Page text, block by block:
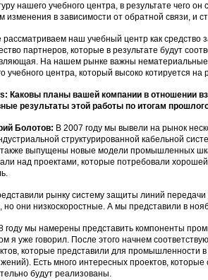
нашего учебного центра, в результате чего
изменения в зависимости от обратной связи, и
наш учебный центр как средство
партнеров, которые в результате будут
На нашем рынке важны нематериальные
учебного центра, который высоко котируется на
Каковы планы вашей компании в отношении
результаты этой работы по итогам
Болотов: В 2007 году мы вывели на рынок
структурированной кабельной
выпущены новые модели промышленных
над проектами, которые потребовали
рынку систему защиты линий передачи
но они низкоскоростные. А мы представили в
году мы намерены представить компоненты
я уже говорил. После этого начнем
которые представили для промышленности
Есть много интересных проектов, которые
будут реализованы.